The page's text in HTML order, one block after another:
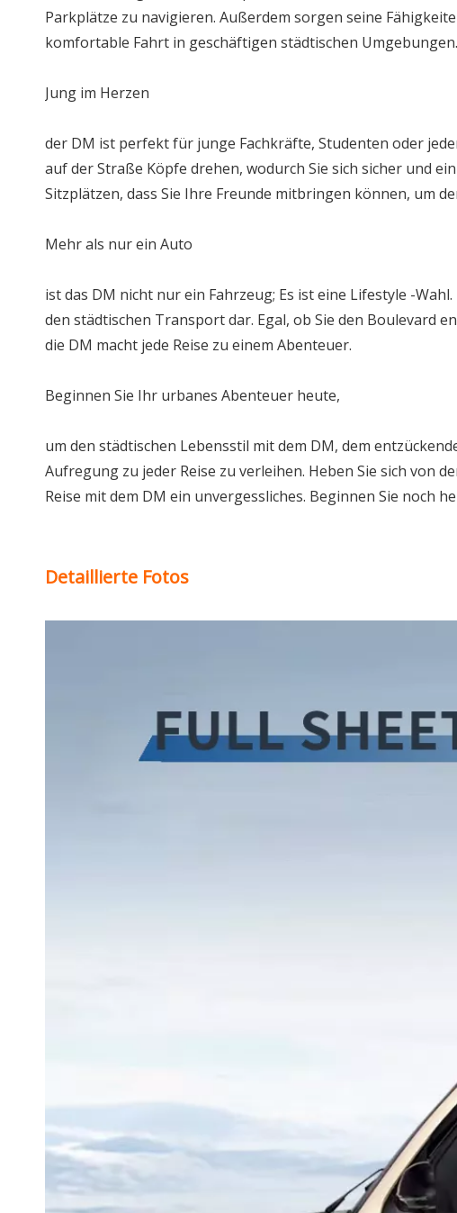
Parkplätze zu navigieren. Außerdem sorgen seine
komfortable Fahrt in geschäftigen städtischen Umgebungen.
Jung im Herzen
der DM ist perfekt für junge Fachkräfte, Studenten oder
auf der Straße Köpfe drehen, wodurch Sie sich sicher und
Sitzplätzen, dass Sie Ihre Freunde mitbringen können, um
Mehr als nur ein Auto
ist das DM nicht nur ein Fahrzeug; Es ist eine Lifestyle -
den städtischen Transport dar. Egal, ob Sie den Boulevard
die DM macht jede Reise zu einem Abenteuer.
Beginnen Sie Ihr urbanes Abenteuer heute,
um den städtischen Lebensstil mit dem DM, dem
Aufregung zu jeder Reise zu verleihen. Heben Sie sich von
Reise mit dem DM ein unvergessliches. Beginnen Sie noch
Detaillierte Fotos